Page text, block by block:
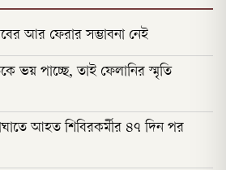
আর ফেরার সম্ভাবনা নেই
ভয় পাচ্ছে, তাই ফেলানির স্মৃতি
আহত শিবিরকর্মীর ৪৭ দিন পর